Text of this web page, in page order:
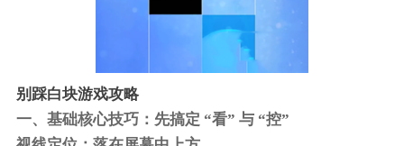
别踩白块游戏攻略
一、基础核心技巧：先搞定 “看” 与 “控”